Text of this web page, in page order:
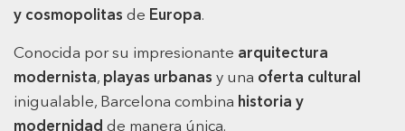
Totalmente a estrenar.
y cosmopolitas de Europa.
Conocida por su impresionante arquitectura
modernista, playas urbanas y una oferta cultural
inigualable, Barcelona combina historia y
modernidad de manera única.